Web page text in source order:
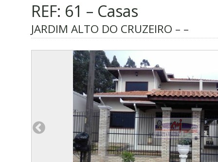
REF: 61 – Casas
JARDIM ALTO DO CRUZEIRO – –